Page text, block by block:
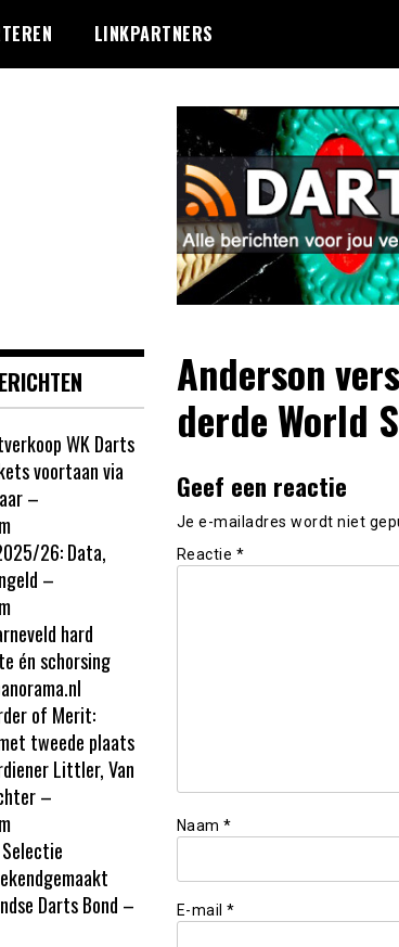
LINKPARTNERS
Anderson
derde World
Geef een reactie
Je e-mailadres wordt niet
Reactie *
Naam *
E-mail *
WK Darts
voortaan via
–
26: Data,
–
hard
én schorsing
of Merit:
tweede plaats
Littler, Van
–
Darts Bond –